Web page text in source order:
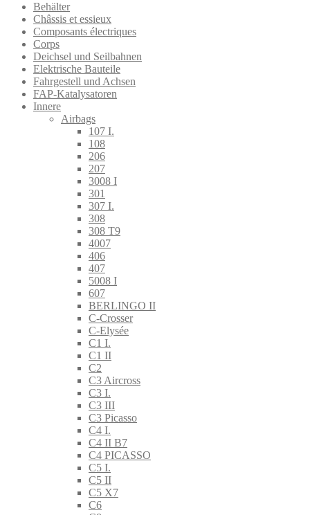
Behälter
Châssis et essieux
Composants électriques
Corps
Deichsel und Seilbahnen
Elektrische Bauteile
Fahrgestell und Achsen
FAP-Katalysatoren
Innere
Airbags
107 I.
108
206
207
3008 I
301
307 I.
308
308 T9
4007
406
407
5008 I
607
BERLINGO II
C-Crosser
C-Elysée
C1 I.
C1 II
C2
C3 Aircross
C3 I.
C3 III
C3 Picasso
C4 I.
C4 II B7
C4 PICASSO
C5 I.
C5 II
C5 X7
C6